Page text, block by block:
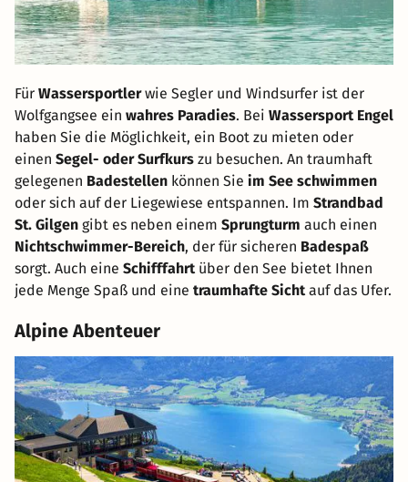
Für Wassersportlerwie Segler und Windsurfer ist der
Wolfgangsee ein wahres Paradies. Bei Wassersport Engel
haben Sie die Möglichkeit, ein Boot zu mieten oder
einen Segel- oder Surfkurs zu besuchen. An traumhaft
gelegenen Badestellen können Sie im See schwimmen
oder sich auf der Liegewiese entspannen. Im Strandbad
St. Gilgen gibt es neben einem Sprungturm auch einen
Nichtschwimmer-Bereich, der für sicheren Badespaß
sorgt. Auch eine Schifffahrt über den See bietet Ihnen
jede Menge Spaß und eine traumhafte Sicht auf das Ufer.
Alpine Abenteuer